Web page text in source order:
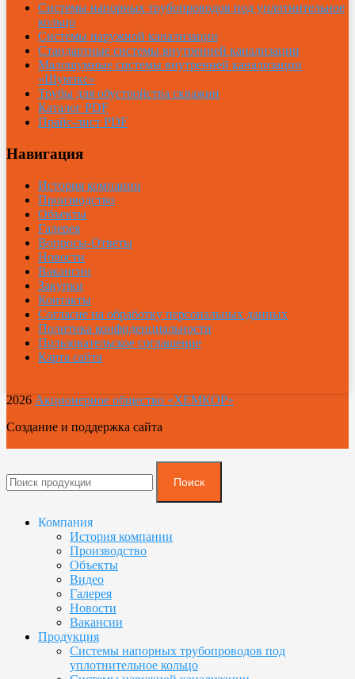
Системы напорных трубопроводов под уплотнительное
кольцо
Системы наружной канализации
Стандартные системы внутренней канализации
Малошумные системы внутренней канализации
«Шумэкс»
Трубы для обустройства скважин
Каталог PDF
Прайс-лист PDF
Навигация
История компании
Производство
Объекты
Галерея
Вопросы-Ответы
Новости
Вакансии
Закупки
Контакты
Согласие на обработку персональных данных
Политика конфиденциальности
Пользовательское соглашение
Карта сайта
2026 Акционерное общество «ХЕМКОР»
Создание и поддержка сайта
Поиск
Компания
История компании
Производство
Объекты
Видео
Галерея
Новости
Вакансии
Продукция
Системы напорных трубопроводов под
уплотнительное кольцо